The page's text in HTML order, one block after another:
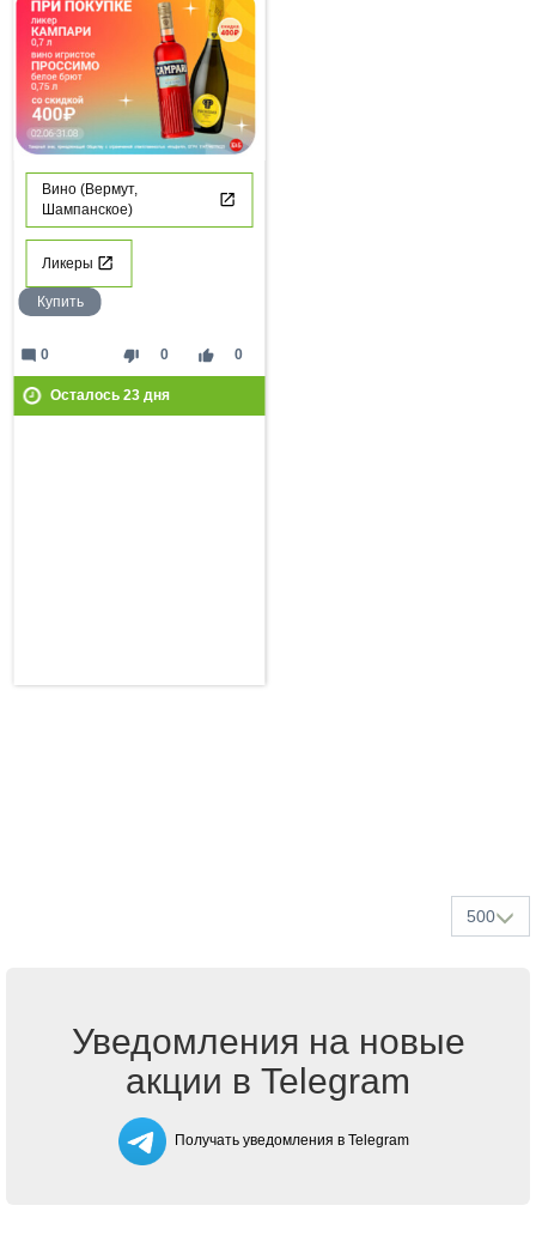
Вино (Вермут,
Шампанское)
Ликеры
Купить
thumb_down 0 thumb_up 0
mode_comment 0
Осталось 23дня
500
Уведомления на новые
акции в Telegram
Получать уведомления в Telegram